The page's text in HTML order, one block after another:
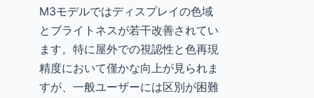
M3モデルではディスプレイの色域
とブライトネスが若干改善されてい
ます。特に屋外での視認性と色再現
精度において僅かな向上が見られま
すが、一般ユーザーには区別が困難